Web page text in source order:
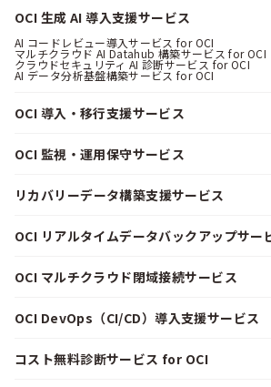
OCI 生成 AI 導入支援サービス
AI コードレビュー導入サービス for OCI
マルチクラウド AI Datahub 構築サービス for OCI
クラウドセキュリティ AI 診断サービス for OCI
AI データ分析基盤構築サービス for OCI
OCI 導入・移行支援サービス
OCI 監視・運用保守サービス
リカバリーデータ構築支援サービス
OCI リアルタイムデータバックアップサー
OCI マルチクラウド閉域接続サービス
OCI DevOps（CI/CD）導入支援サービス
コスト無料診断サービス for OCI